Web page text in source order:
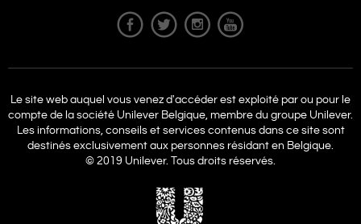
Le site web auquel vous venez d'accéder est exploité par ou pour le
compte de la société Unilever Belgique, membre du groupe Unilever.
Les informations, conseils et services contenus dans ce site sont
destinés exclusivement aux personnes résidant en Belgique.
© 2019 Unilever. Tous droits réservés.